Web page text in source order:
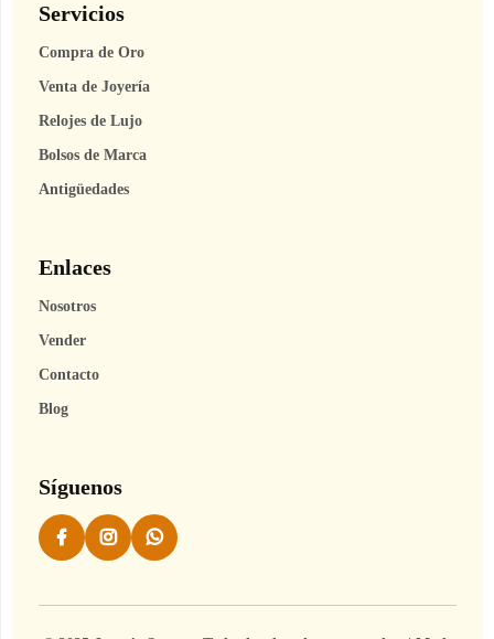
Servicios
Compra de Oro
Venta de Joyería
Relojes de Lujo
Bolsos de Marca
Antigüedades
Enlaces
Nosotros
Vender
Contacto
Blog
Síguenos